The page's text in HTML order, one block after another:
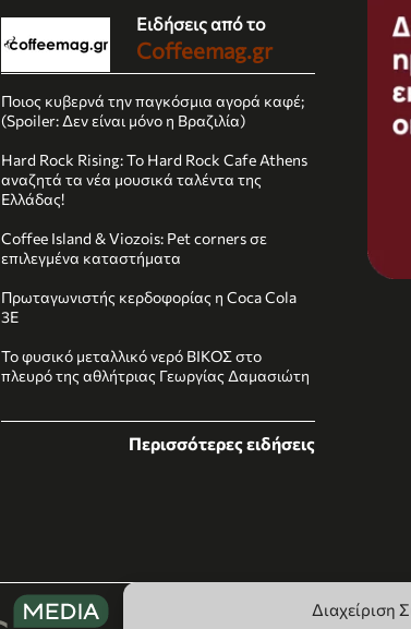
Διαχείριση
Ειδήσεις από το
Coffeemag.gr
Ποιος κυβερνά την παγκόσμια αγορά καφέ;
(Spoiler: Δεν είναι μόνο η Βραζιλία)
Hard Rock Rising: Το Hard Rock Cafe Athens
αναζητά τα νέα μουσικά ταλέντα της
Ελλάδας!
Coffee Island & Viozois: Pet corners σε
επιλεγμένα καταστήματα
Πρωταγωνιστής κερδοφορίας η Coca Cola
3E
Το φυσικό μεταλλικό νερό ΒΙΚΟΣ στο
πλευρό της αθλήτριας Γεωργίας Δαμασιώτη
Περισσότερες ειδήσεις